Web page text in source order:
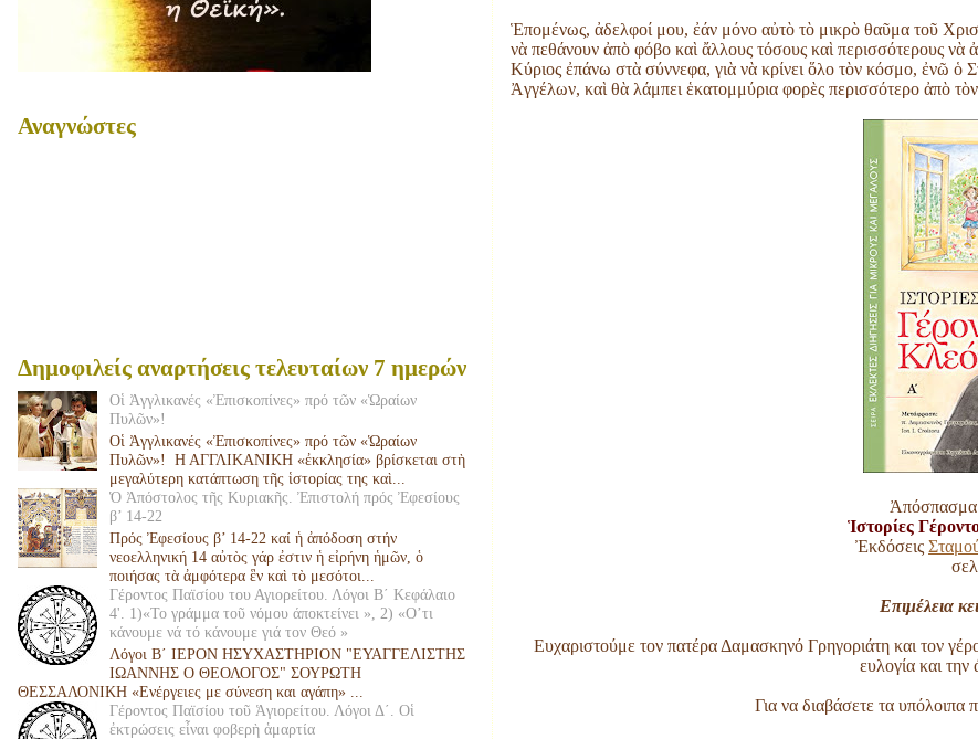
Ἑπομένως, ἀδελφοί μου, ἐάν μόνο αὐτὸ τὸ μικρὸ θαῦμα τοῦ
νὰ πεθάνουν ἀπὸ φόβο καὶ ἄλλους τόσους καὶ περισσότερους νὰ
Κύριος ἐπάνω στὰ σύννεφα, γιὰ νὰ κρίνει ὅλο τὸν κόσμο, ἐνῶ ὁ
Ἀγγέλων, καὶ θὰ λάμπει ἑκατομμύρια φορὲς περισσότερο ἀπὸ
Ἀπόσπασμα
Ἱστορίες
Ἐκδόσεις
Επιμέλεια
Ευχαριστούμε τον πατέρα Δαμασκηνό Γρηγοριάτη και τον
ευλογία και την
Για να διαβάσετε τα υπόλοιπα
Αναγνώστες
Δημοφιλείς αναρτήσεις τελευταίων 7 ημερών
Οἱ Ἀγγλικανές «Ἐπισκοπίνες» πρό τῶν «Ὡραίων
Πυλῶν»!
Οἱ Ἀγγλικανές «Ἐπισκοπίνες» πρό τῶν «Ὡραίων
Πυλῶν»! Η ΑΓΓΛΙΚΑΝΙΚΗ «ἐκκλησία» βρίσκεται στὴ
μεγαλύτερη κατάπτωση τῆς ἱστορίας της καὶ...
Ὁ Ἀπόστολος τῆς Κυριακῆς. Ἐπιστολή πρός Ἐφεσίους
β’ 14-22
Πρός Ἐφεσίους β’ 14-22 καί ἡ ἀπόδοση στήν
νεοελληνική 14 αὐτὸς γάρ ἐστιν ἡ εἰρήνη ἡμῶν, ὁ
ποιήσας τὰ ἀμφότερα ἓν καὶ τὸ μεσότοι...
Γέροντος Παϊσίου του Αγιορείτου. Λόγοι Β΄ Κεφάλαιο
4'. 1)«Το γράμμα τοῦ νόμου άποκτείνει », 2) «Ο’τι
κάνουμε νά τό κάνουμε γιά τον Θεό »
Λόγοι Β΄ ΙΕΡΟΝ ΗΣΥΧΑΣΤΗΡΙΟΝ "ΕΥΑΓΓΕΛΙΣΤΗΣ
ΙΩΑΝΝΗΣ Ο ΘΕΟΛΟΓΟΣ" ΣΟΥΡΩΤΗ
ΘΕΣΣΑΛΟΝΙΚΗ «Ενέργειες με σύνεση και αγάπη» ...
Γέροντος Παϊσίου τοῦ Ἁγιορείτου. Λόγοι Δ΄. Οἱ
ἐκτρώσεις εἶναι φοβερὴ ἁμαρτία